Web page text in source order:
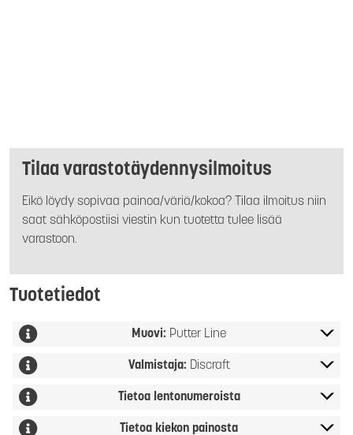
Tilaa varastotäydennysilmoitus
Eikö löydy sopivaa painoa/väriä/kokoa? Tilaa ilmoitus niin
saat sähköpostiisi viestin kun tuotetta tulee lisää
varastoon.
Tuotetiedot
Muovi: Putter Line
Valmistaja: Discraft
Tietoa lentonumeroista
Tietoa kiekon painosta